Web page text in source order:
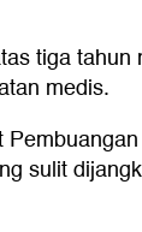
tiga
medis.
sulit